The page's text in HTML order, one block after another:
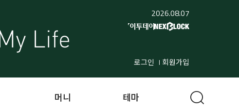
2026.08.07
로그인 회원가입
머니 테마